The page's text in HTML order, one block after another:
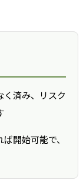
済み、リスク
開始可能で、